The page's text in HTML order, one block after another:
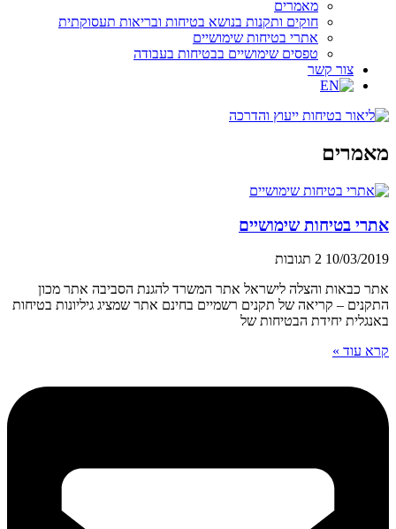
מאמרים
חוקים ותקנות בנושא בטיחות ובריאות תעסוקתית
אתרי בטיחות שימושיים
טפסים שימושיים בבטיחות בעבודה
צור קשר
מאמרים
אתרי בטיחות שימושיים
10/03/2019 2 תגובות
אתר כבאות והצלה לישראל אתר המשרד להגנת הסביבה אתר מכון
התקנים – קריאה של תקנים רשמיים בחינם אתר שמציג גיליונות בטיחות
באנגלית יחידת הבטיחות של
קרא עוד »